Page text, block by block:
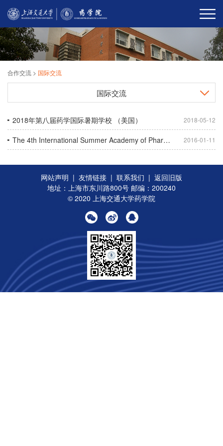
合作交流 > 国际交流
国际交流
2018年第八届药学国际暑期学校 （美国） 2018-05-12
The 4th International Summer Academy of Pharmacy (ISAP) 2016-01-11
网站声明 | 友情链接 | 联系我们 | 返回旧版
地址：上海市东川路800号 邮编：200240
© 2020 上海交通大学药学院